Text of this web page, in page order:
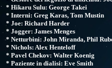
* Hikaru Sulu: George Takei
* Interni: Greg Karas, Tom Mustin
* Joe: Richard Harder
* Jogger: James Menges
* Netturbini: John Miranda, Phil
* Nichols: Alex Henteloff
* Pavel Chekov: Walter Koenig
* Paziente in dialisi: Eve Smith